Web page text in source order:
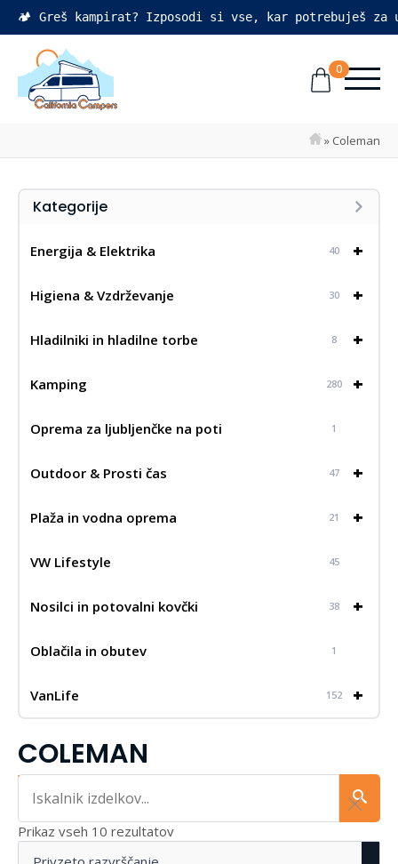
🏕️ Greš kampirat? Izposodi si vse, kar potrebuješ
0
» Coleman
Kategorije
+
Energija & Elektrika 40
+
Higiena & Vzdrževanje 30
+
Hladilniki in hladilne torbe 8
+
Kamping 280
Oprema za ljubljenčke na poti 1
+
Outdoor & Prosti čas 47
+
Plaža in vodna oprema 21
VW Lifestyle 45
+
Nosilci in potovalni kovčki 38
Oblačila in obutev 1
+
VanLife 152
COLEMAN
Iskalnik...
Prikaz vseh 10 rezultatov